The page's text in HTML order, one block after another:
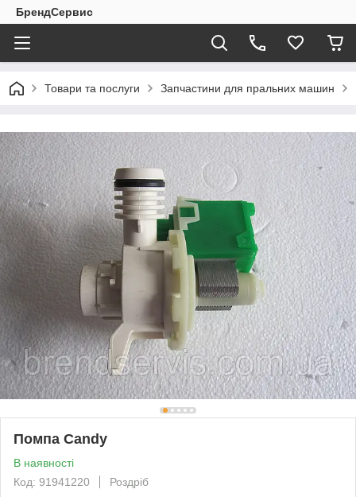
БрендСервис
Товари та послуги Запчастини для пральних машин
Помпа Candy
В наявності
Код: 91941220
Роздріб